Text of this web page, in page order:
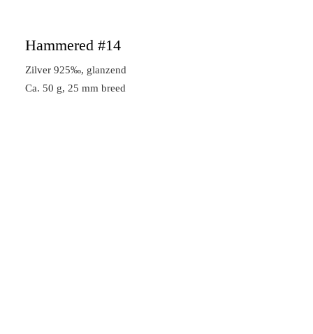
Hammered #14
Zilver 925‰, glanzend
Ca. 50 g, 25 mm breed